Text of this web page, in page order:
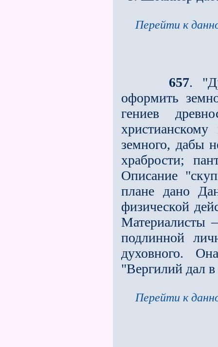
Перейти к
657.
оформить
гениев
земного, дабы
храбрости;
Описание
плане дано
физической
Материалисты
подлинной
духовного.
"Вергилий дал
Перейти к